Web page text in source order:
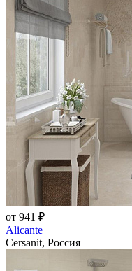
от 941 ₽
Alicante
Cersanit, Россия